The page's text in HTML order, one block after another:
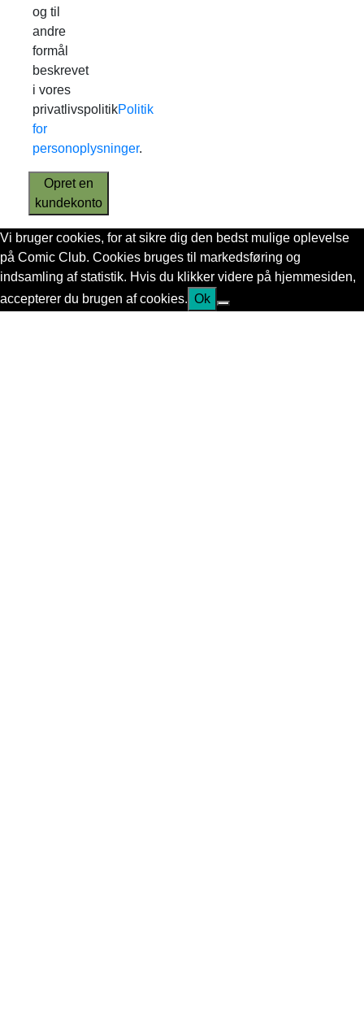
og til
andre
formål
beskrevet
i vores
privatlivspolitikPolitik
for
personoplysninger.
Opret en
kundekonto
Vi bruger cookies, for at sikre dig den bedst mulige oplevelse
på Comic Club. Cookies bruges til markedsføring og
indsamling af statistik. Hvis du klikker videre på hjemmesiden,
accepterer du brugen af cookies. Ok